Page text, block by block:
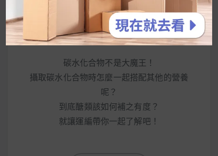
下 )
碳水化合物不是大魔王！
攝取碳水化合物時怎麼一起搭配其他的營養
呢？
到底醣類該如何補之有度？
就讓運編帶你一起了解吧！